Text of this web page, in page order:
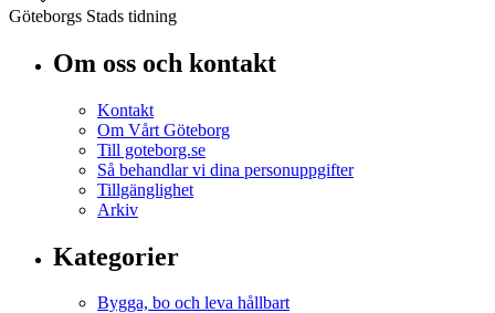
Göteborgs Stads tidning
Om oss och kontakt
Kontakt
Om Vårt Göteborg
Till goteborg.se
Så behandlar vi dina personuppgifter
Tillgänglighet
Arkiv
Kategorier
Bygga, bo och leva hållbart